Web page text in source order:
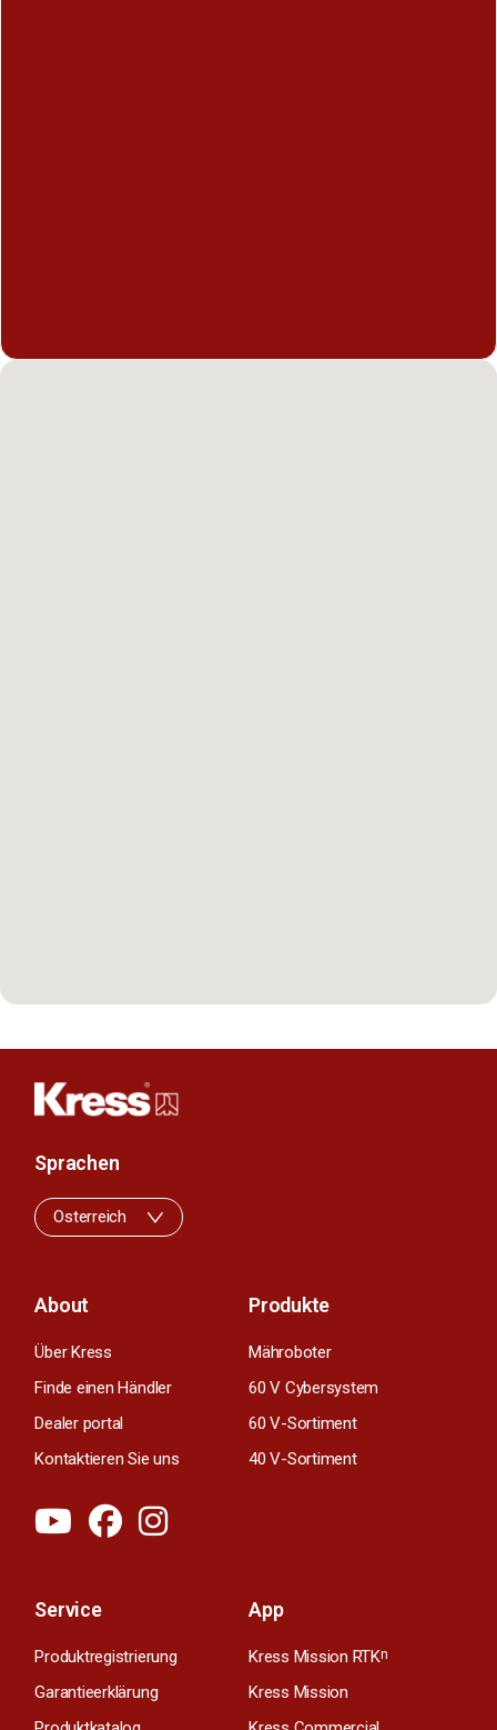
About
Über Kress
Finde einen Händler
Dealer portal
Kontaktieren Sie uns
Produkte
Mähroboter
60 V Cybersystem
60 V-Sortiment
40 V-Sortiment
Service
Produktregistrierung
Garantieerklärung
App
Kress Mission RTKn
Kress Mission
Sprachen
Osterreich